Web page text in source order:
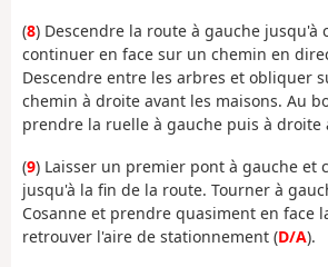
(8) Descendre la route à gauche jusqu'à
continuer en face sur un chemin en
Descendre entre les arbres et obliquer
chemin à droite avant les maisons. Au
prendre la ruelle à gauche puis à droite
(9) Laisser un premier pont à gauche et
jusqu'à la fin de la route. Tourner à
Cosanne et prendre quasiment en face
retrouver l'aire de stationnement (D/A).